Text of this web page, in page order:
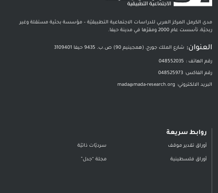
مدى الكرمل المركز العربي للدراسات الاجتماعية التطبيقيّة – مؤسسة بحثية مستقلة وغير
ربحيّة، تأسست عام 2000 ومقرّها في مدينة حيفا.
العنوان: شارع الملك جورج، (همجينيم 90) ص.ب. 9435 حيفا 3109401
رقم الهاتف : 048552035
رقم الفاكس: 048525973
البريد الالكتروني: mada@mada-research.org
روابط سريعة
أوراق تقدير موقف سرديّات ذاتيّة
أوراق فلسطينية مجلة “جدل”